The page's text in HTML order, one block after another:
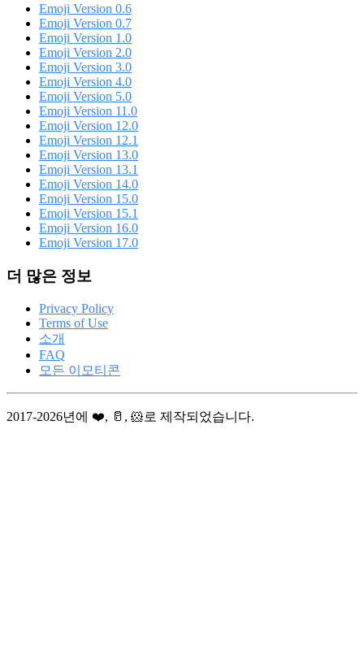
Emoji Version 0.6
Emoji Version 0.7
Emoji Version 1.0
Emoji Version 2.0
Emoji Version 3.0
Emoji Version 4.0
Emoji Version 5.0
Emoji Version 11.0
Emoji Version 12.0
Emoji Version 12.1
Emoji Version 13.0
Emoji Version 13.1
Emoji Version 14.0
Emoji Version 15.0
Emoji Version 15.1
Emoji Version 16.0
Emoji Version 17.0
더 많은 정보
Privacy Policy
Terms of Use
소개
FAQ
모든 이모티콘
2017-2026년에 ❤️, 🥛, 🐹로 제작되었습니다.